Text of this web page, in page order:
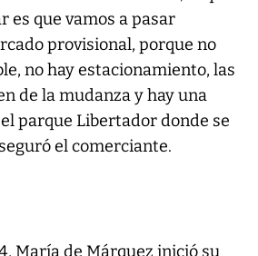
es que vamos a pasar
provisional, porque no
no hay estacionamiento, las
de la mudanza y hay una
parque Libertador donde se
el comerciante.
María de Márquez inició su